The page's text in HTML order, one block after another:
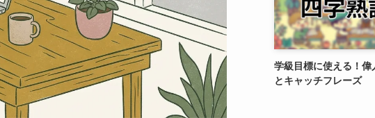
学級目標に使える！
とキャッチフレーズ